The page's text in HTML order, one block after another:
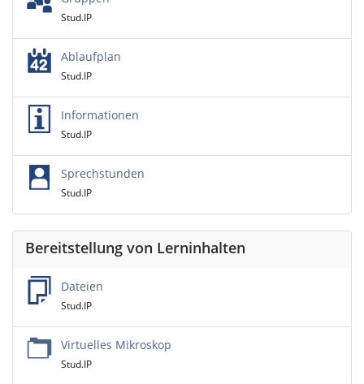
Stud.IP
Ablaufplan
Stud.IP
Informationen
Stud.IP
Sprechstunden
Stud.IP
Bereitstellung von Lerninhalten
Dateien
Stud.IP
Virtuelles Mikroskop
Stud.IP